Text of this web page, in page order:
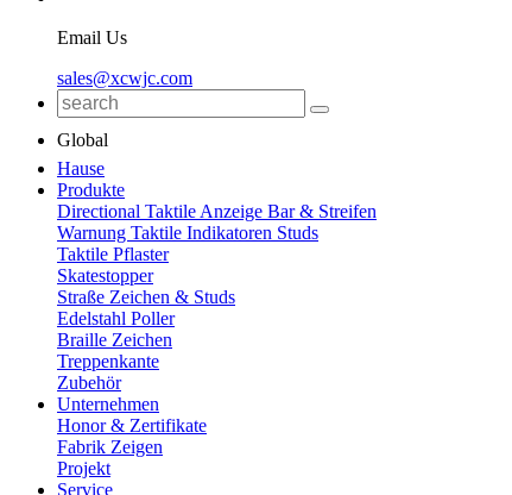
Email Us
sales@xcwjc.com
Global
Hause
Produkte
Directional Taktile Anzeige Bar & Streifen
Warnung Taktile Indikatoren Studs
Taktile Pflaster
Skatestopper
Straße Zeichen & Studs
Edelstahl Poller
Braille Zeichen
Treppenkante
Zubehör
Unternehmen
Honor & Zertifikate
Fabrik Zeigen
Projekt
Service